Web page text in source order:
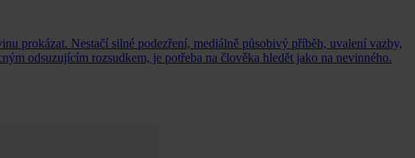
prokázat. Nestačí silné podezření, mediálně působivý příběh, uvalení vazby,
odsuzujícím rozsudkem, je potřeba na člověka hledět jako na nevinného.